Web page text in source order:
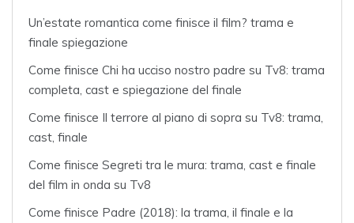
Un’estate romantica come finisce il film? trama e
finale spiegazione
Come finisce Chi ha ucciso nostro padre su Tv8: trama
completa, cast e spiegazione del finale
Come finisce Il terrore al piano di sopra su Tv8: trama,
cast, finale
Come finisce Segreti tra le mura: trama, cast e finale
del film in onda su Tv8
Come finisce Padre (2018): la trama, il finale e la